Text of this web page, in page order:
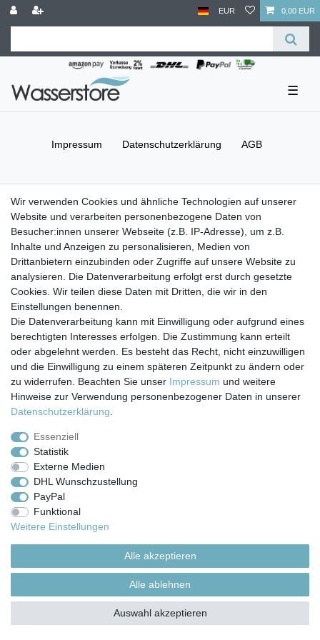
EUR 0,00 EUR
☰
Impressum Daten­schutz­erklärung AGB
Vertrag widerrufen Kontakt
Versand- & Zahlungsbedingungen
© Copyright 2026 | Alle Rechte vorbehalten.
Wir verwenden Cookies und ähnliche Technologien auf unserer
Website und verarbeiten personenbezogene Daten von
Besucher:innen unserer Webseite (z.B. IP-Adresse), um z.B.
Inhalte und Anzeigen zu personalisieren, Medien von
Drittanbietern einzubinden oder Zugriffe auf unsere Website zu
analysieren. Die Datenverarbeitung erfolgt erst durch gesetzte
Cookies. Wir teilen diese Daten mit Dritten, die wir in den
Einstellungen benennen.
Die Datenverarbeitung kann mit Einwilligung oder aufgrund eines
berechtigten Interesses erfolgen. Die Zustimmung kann erteilt
oder abgelehnt werden. Es besteht das Recht, nicht einzuwilligen
und die Einwilligung zu einem späteren Zeitpunkt zu ändern oder
zu widerrufen. Beachten Sie unser Impressum und weitere
Hinweise zur Verwendung personenbezogener Daten in unserer
Daten­schutz­erklärung
Essenziell
Statistik
Externe Medien
DHL Wunschzustellung
PayPal
Funktional
Weitere Einstellungen
Alle akzeptieren
Alle ablehnen
Auswahl akzeptieren